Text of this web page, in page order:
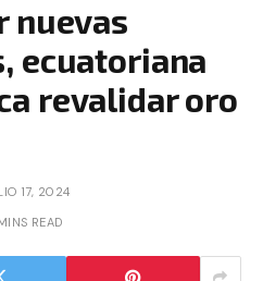
nuevas
ecuatoriana
revalidar oro
17, 2024
READ